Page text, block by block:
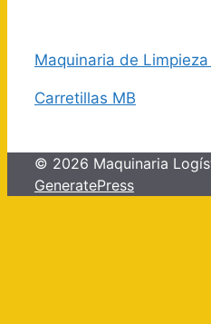
Maquinaria de
Carretillas MB
© 2026 Maquinaria
GeneratePress